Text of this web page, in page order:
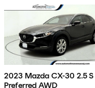
2023 Mazda CX-30 2.5 S
Preferred AWD